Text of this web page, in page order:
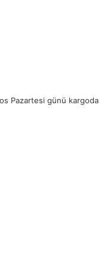
Pazartesi günü kargoda